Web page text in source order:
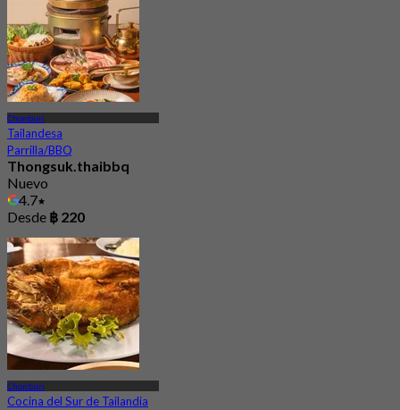
Chonburi
Tailandesa
Parrilla/BBQ
Thongsuk.thaibbq
Nuevo
4.7
Desde ฿ 220
Chonburi
Cocina del Sur de Tailandia